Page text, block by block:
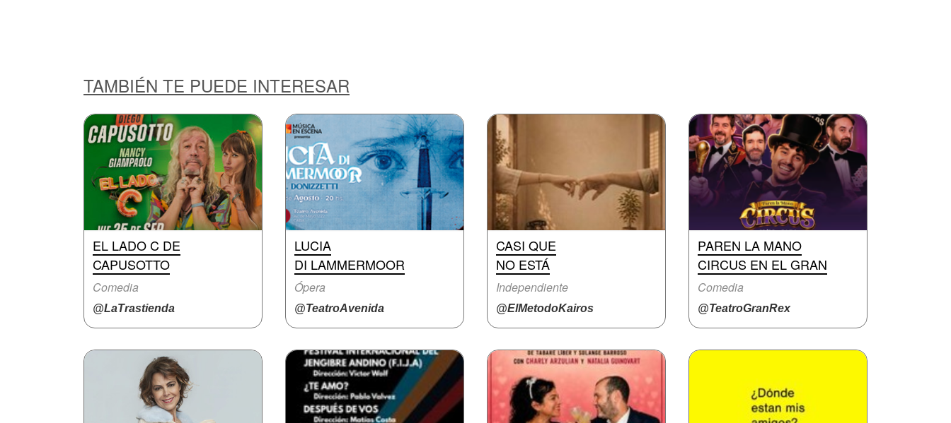
TAMBIÉN TE PUEDE INTERESAR
EL LADO C DE
CAPUSOTTO
Comedia
@LaTrastienda
LUCIA
DI LAMMERMOOR
Ópera
@TeatroAvenida
CASI QUE
NO ESTÁ
Independiente
@ElMetodoKairos
PAREN LA MANO
CIRCUS EN EL GRAN
Comedia
@TeatroGranRex